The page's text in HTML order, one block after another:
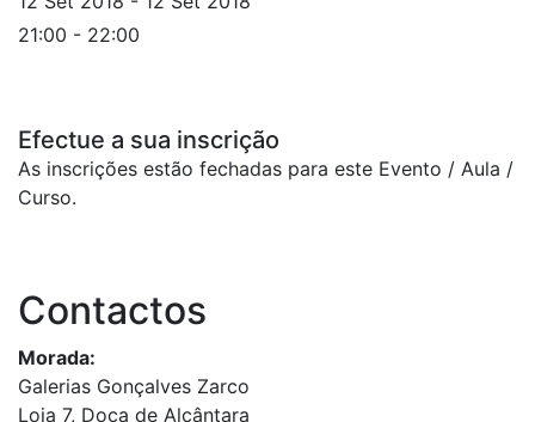
21:00 - 22:00
Efectue a sua inscrição
As inscrições estão fechadas para este Evento / Aula /
Curso.
Contactos
Morada:
Galerias Gonçalves Zarco
Loja 7, Doca de Alcântara